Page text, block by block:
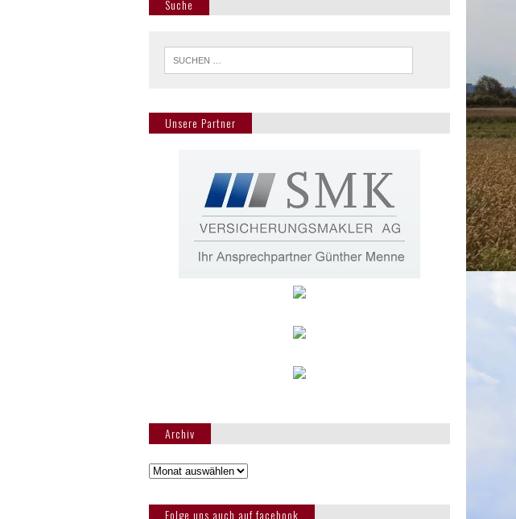
Suche
Unsere Partner
Archiv
Folge uns auch auf facebook